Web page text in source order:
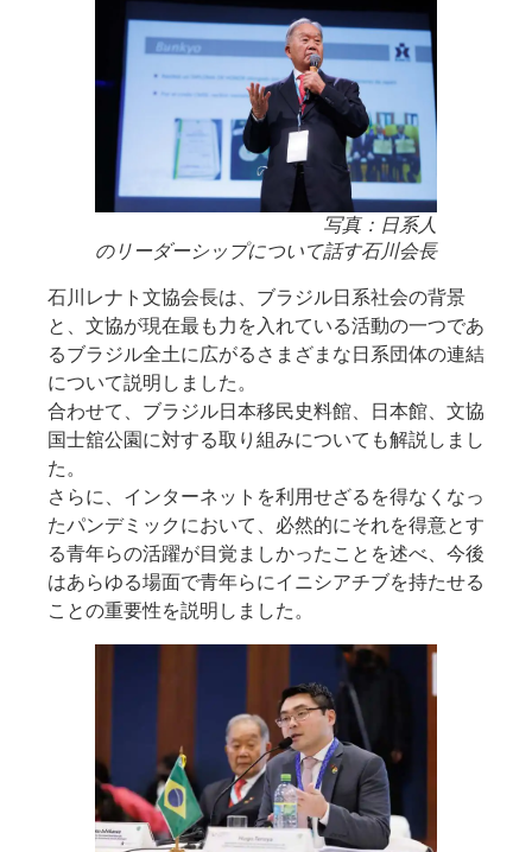
写真：日系人
のリーダーシップについて話す石川会長
石川レナト文協会長は、ブラジル日系社会の背景
と、文協が現在最も力を入れている活動の一つであ
るブラジル全土に広がるさまざまな日系団体の連結
について説明しました。
合わせて、ブラジル日本移民史料館、日本館、文協
国士舘公園に対する取り組みについても解説しまし
た。
さらに、インターネットを利用せざるを得なくなっ
たパンデミックにおいて、必然的にそれを得意とす
る青年らの活躍が目覚ましかったことを述べ、今後
はあらゆる場面で青年らにイニシアチブを持たせる
ことの重要性を説明しました。